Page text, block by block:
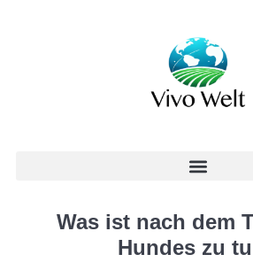
Was ist nach dem
Hundes zu